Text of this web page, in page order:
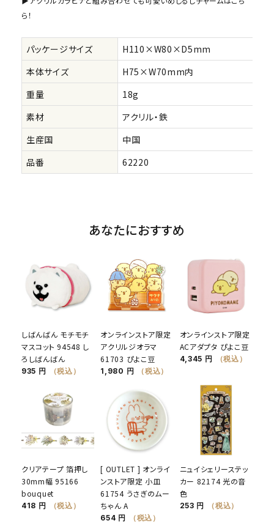
ら！
パッケージサイズ
H110×W80×D5mm
本体サイズ
H75×W70mm内
重量
18g
素材
アクリル・鉄
生産国
中国
品番
62220
あなたにおすすめ
しばんばん モチモチ
マスコット 94548 し
ろしばんばん
935 円 （税込）
オンラインストア限定
アクリルジオラマ
61703 ぴよこ豆
1,980 円 （税込）
オンラインストア限定
ACアダプタ ぴよこ豆
4,345 円 （税込）
クリアテープ 箔押し
30mm幅 95166
bouquet
418 円 （税込）
[ OUTLET ] オンライ
ンストア限定 小皿
61754 うさぎのムー
ちゃん A
654 円 （税込）
ニュイシェリーステッ
カー 82174 光の音
色
253 円 （税込）